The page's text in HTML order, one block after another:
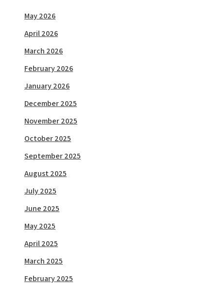
May 2026
April 2026
March 2026
February 2026
January 2026
December 2025
November 2025
October 2025
September 2025
August 2025
July 2025
June 2025
May 2025
April 2025
March 2025
February 2025